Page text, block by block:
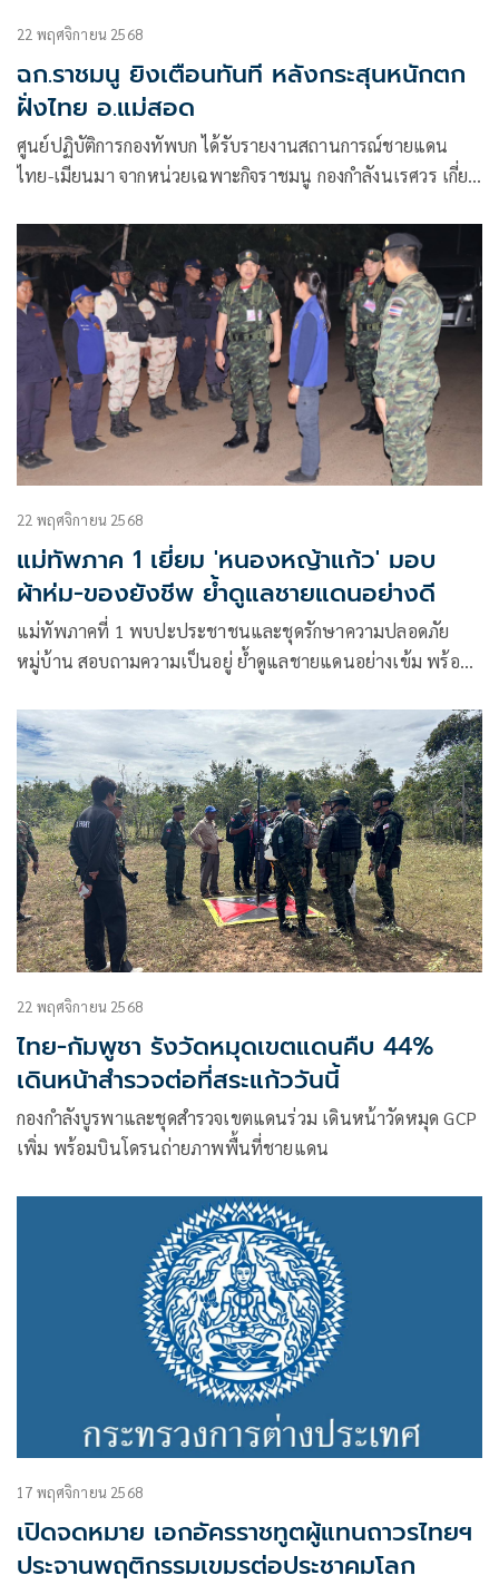
22 พฤศจิกายน 2568
ฉก.ราชมนู ยิงเตือนทันที หลังกระสุนหนักตก
ฝั่งไทย อ.แม่สอด
ศูนย์ปฏิบัติการกองทัพบก ได้รับรายงานสถานการณ์ชายแดน
ไทย-เมียนมา จากหน่วยเฉพาะกิจราชมนู กองกำลังนเรศวร เกี่ยว
รัฐบาลเมียนมา ในพื้นที่อำเภอเมียว
22 พฤศจิกายน 2568
แม่ทัพภาค 1 เยี่ยม 'หนองหญ้าแก้ว' มอบ
ผ้าห่ม-ของยังชีพ ย้ำดูแลชายแดนอย่างดี
แม่ทัพภาคที่ 1 พบปะประชาชนและชุดรักษาความปลอดภัย
หมู่บ้าน สอบถามความเป็นอยู่ ย้ำดูแลชายแดนอย่างเข้ม พร้อม
22 พฤศจิกายน 2568
ไทย-กัมพูชา รังวัดหมุดเขตแดนคืบ 44%
เดินหน้าสำรวจต่อที่สระแก้ววันนี้
กองกำลังบูรพาและชุดสำรวจเขตแดนร่วม เดินหน้าวัดหมุด GCP
เพิ่ม พร้อมบินโดรนถ่ายภาพพื้นที่ชายแดน
17 พฤศจิกายน 2568
เปิดจดหมาย เอกอัครราชทูตผู้แทนถาวรไทยฯ
ประจานพฤติกรรมเขมรต่อประชาคมโลก